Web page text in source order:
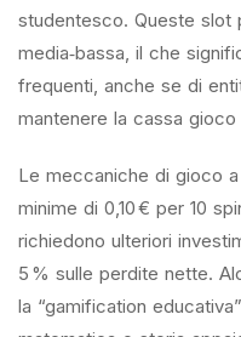
studentesco. Queste slot
media‑bassa, il che
frequenti, anche se di
mantenere la cassa gioco
Le meccaniche di gioco
minime di 0,10 € per 10
richiedono ulteriori
5 % sulle perdite nette.
la “gamification